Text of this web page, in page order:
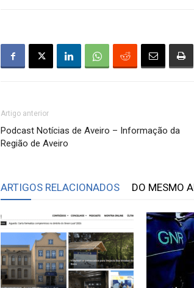
Artigo anterior
Podcast Notícias de Aveiro – Informação da
Região de Aveiro
ARTIGOS RELACIONADOS DO MESMO